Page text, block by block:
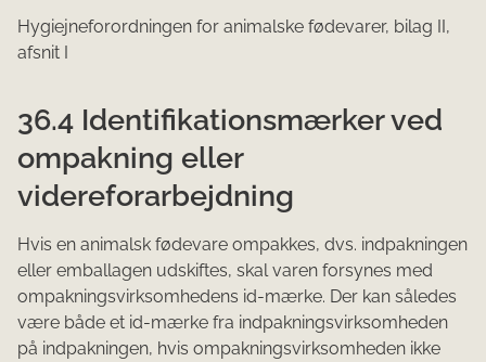
Hygiejneforordningen for animalske fødevarer, bilag II,
afsnit I
36.4 Identifikationsmærker ved
ompakning eller
videreforarbejdning
Hvis en animalsk fødevare ompakkes, dvs. indpakningen
eller emballagen udskiftes, skal varen forsynes med
ompakningsvirksomhedens id-mærke. Der kan således
være både et id-mærke fra indpakningsvirksomheden
på indpakningen, hvis ompakningsvirksomheden ikke